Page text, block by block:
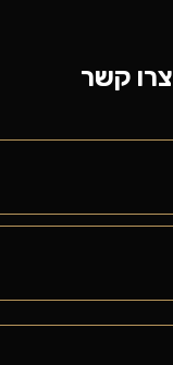
צרו קשר